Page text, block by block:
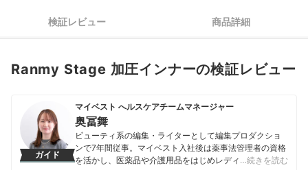
検証レビュー 商品詳細
Ranmy Stage 加圧インナーの検証レビュー
ガイド
マイベスト へルスケアチームマネージャー
奥冨舞
ビューティ系の編集・ライターとして編集プロダクショ
ンで7年間従事。マイベスト入社後は薬事法管理者の資格
を活かし、医薬品や介護用品をはじめレディースインナ
…続きを読む